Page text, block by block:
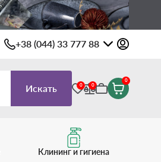
+38 (044) 33 777 88
Искать 0 0
0
Клининг и гигиена